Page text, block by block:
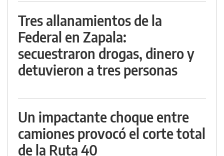
Tres allanamientos de la
Federal en Zapala:
secuestraron drogas, dinero y
detuvieron a tres personas
Un impactante choque entre
camiones provocó el corte total
de la Ruta 40